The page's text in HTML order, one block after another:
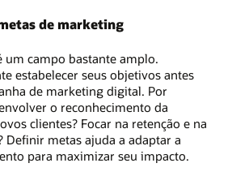
de marketing
campo bastante amplo.
estabelecer seus objetivos antes
de marketing digital. Por
o reconhecimento da
clientes? Focar na retenção e na
Definir metas ajuda a adaptar a
para maximizar seu impacto.